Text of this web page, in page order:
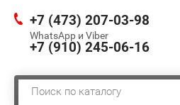
+7 (473) 207-03-98
WhatsApp и Viber
+7 (910) 245-06-16